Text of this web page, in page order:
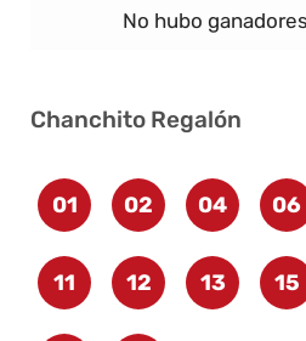
No hubo
Chanchito Regalón
01 02 04 06
11 12 13 15